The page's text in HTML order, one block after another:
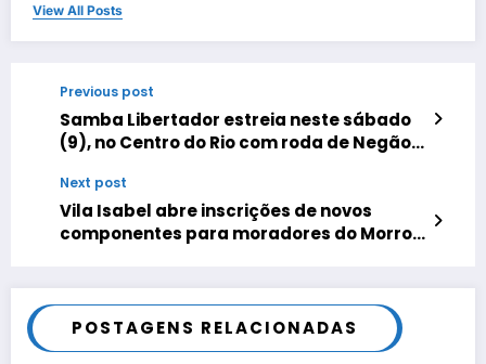
View All Posts
Previous post
Samba Libertador estreia neste sábado
(9), no Centro do Rio com roda de Negão
Next post
Vila Isabel abre inscrições de novos
componentes para moradores do Morro
POSTAGENS RELACIONADAS